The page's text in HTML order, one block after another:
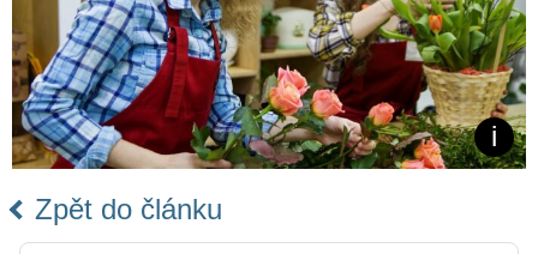
Zpět do článku